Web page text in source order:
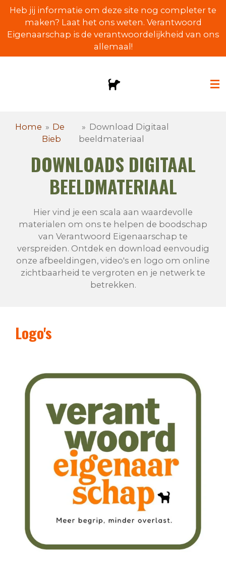
Ga
direct
naar
hoofdinhoud
Heb jij informatie om deze site nog completer te
maken? Laat het ons weten. Verantwoord
Eigenaarschap is de verantwoordelijkheid van ons
allemaal!
Home » De
Bieb
» Download Digitaal
beeldmateriaal
DOWNLOADS DIGITAAL
BEELDMATERIAAL
Hier vind je een scala aan waardevolle
materialen om ons te helpen de boodschap
van Verantwoord Eigenaarschap te
verspreiden. Ontdek en download eenvoudig
onze afbeeldingen, video's en logo om online
zichtbaarheid te vergroten en je netwerk te
betrekken.
Logo's